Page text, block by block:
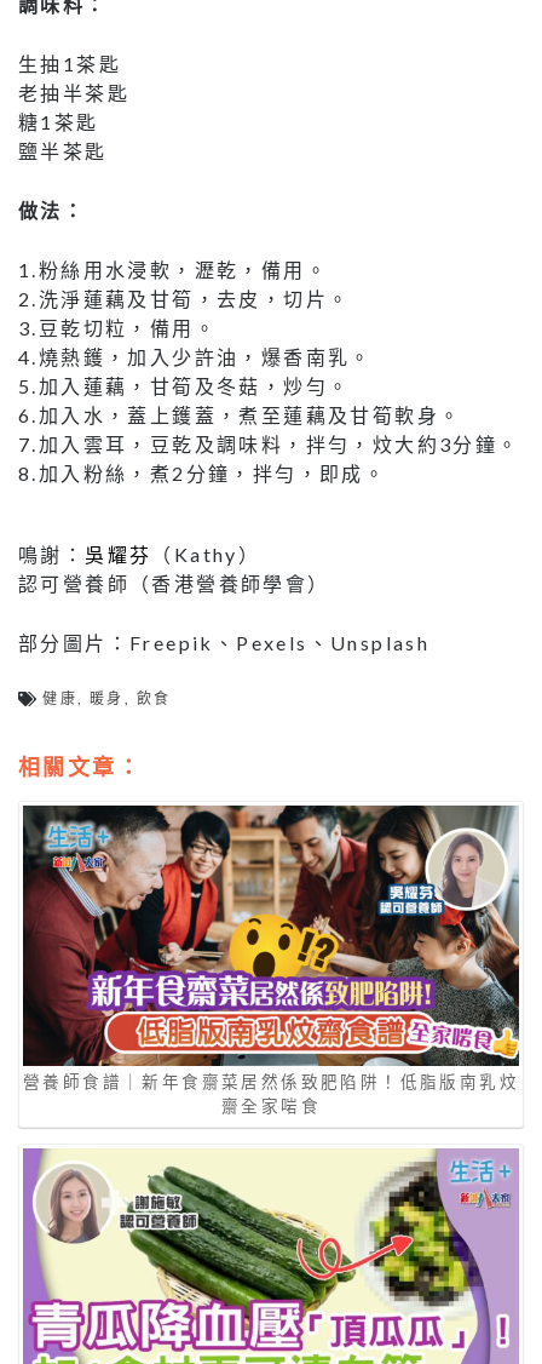
生抽1茶匙
老抽半茶匙
糖1茶匙
鹽半茶匙
做法：
1.粉絲用水浸軟，瀝乾，備用。
2.洗淨蓮藕及甘筍，去皮，切片。
3.豆乾切粒，備用。
4.燒熱鑊，加入少許油，爆香南乳。
5.加入蓮藕，甘筍及冬菇，炒勻。
6.加入水，蓋上鑊蓋，煮至蓮藕及甘筍軟身。
7.加入雲耳，豆乾及調味料，拌勻，炆大約3分鐘。
8.加入粉絲，煮2分鐘，拌勻，即成。
鳴謝： 吳耀芬
（Kathy）
認可營養師（香港營養師學會）
部分圖片：Freepik、Pexels、Unsplash
健康, 暖身 , 飲食
相關文章：
營養師食譜｜新年食齋菜居然係致肥陷阱！低脂版南乳炆
齋全家啱食